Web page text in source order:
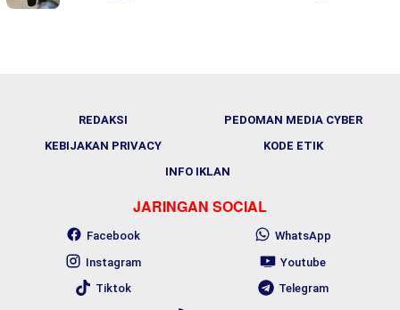
REDAKSI
PEDOMAN MEDIA CYBER
KEBIJAKAN PRIVACY
KODE ETIK
INFO IKLAN
JARINGAN SOCIAL
Facebook
WhatsApp
Instagram
Youtube
Tiktok
Telegram